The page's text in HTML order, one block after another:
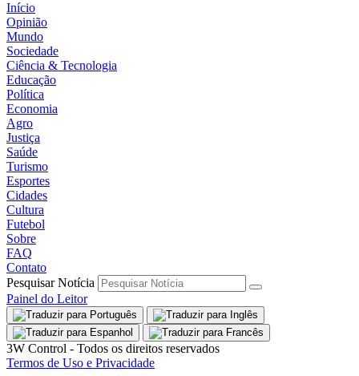
Início
Opinião
Mundo
Sociedade
Ciência & Tecnologia
Educação
Política
Economia
Agro
Justiça
Saúde
Turismo
Esportes
Cidades
Cultura
Futebol
Sobre
FAQ
Contato
Pesquisar Notícia
Painel do Leitor
3W Control - Todos os direitos reservados
Termos de Uso e Privacidade